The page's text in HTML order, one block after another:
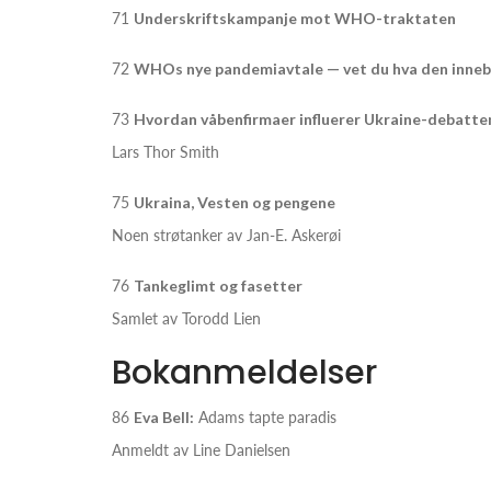
71 Underskriftskampanje mot WHO-traktaten
72 WHOs nye pandemiavtale — vet du hva den
73 Hvordan våbenfirmaer influerer Ukraine-
Lars Thor Smith
75 Ukraina, Vesten og pengene
Noen strøtanker av Jan-E. Askerøi
76 Tankeglimt og fasetter
Samlet av Torodd Lien
Bokanmeldelser
86 Eva Bell: Adams tapte paradis
Anmeldt av Line Danielsen